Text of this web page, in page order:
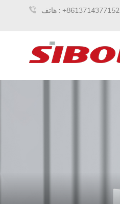
هاتف : +8613714377152